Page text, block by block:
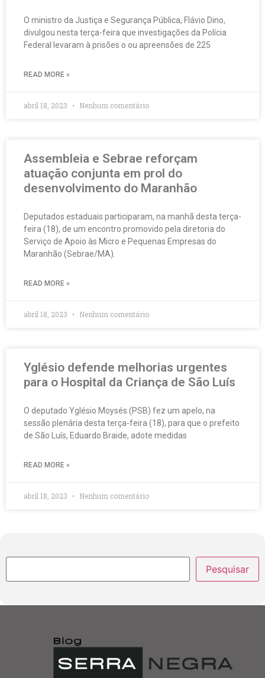
O ministro da Justiça e Segurança Pública, Flávio Dino,
divulgou nesta terça-feira que investigações da Polícia
Federal levaram à prisões o ou apreensões de 225
READ MORE »
abril 18, 2023 Nenhum comentário
Assembleia e Sebrae reforçam
atuação conjunta em prol do
desenvolvimento do Maranhão
Deputados estaduais participaram, na manhã desta terça-
feira (18), de um encontro promovido pela diretoria do
Serviço de Apoio às Micro e Pequenas Empresas do
Maranhão (Sebrae/MA).
READ MORE »
abril 18, 2023 Nenhum comentário
Yglésio defende melhorias urgentes
para o Hospital da Criança de São Luís
O deputado Yglésio Moysés (PSB) fez um apelo, na
sessão plenária desta terça-feira (18), para que o prefeito
de São Luís, Eduardo Braide, adote medidas
READ MORE »
abril 18, 2023 Nenhum comentário
Pesquisar